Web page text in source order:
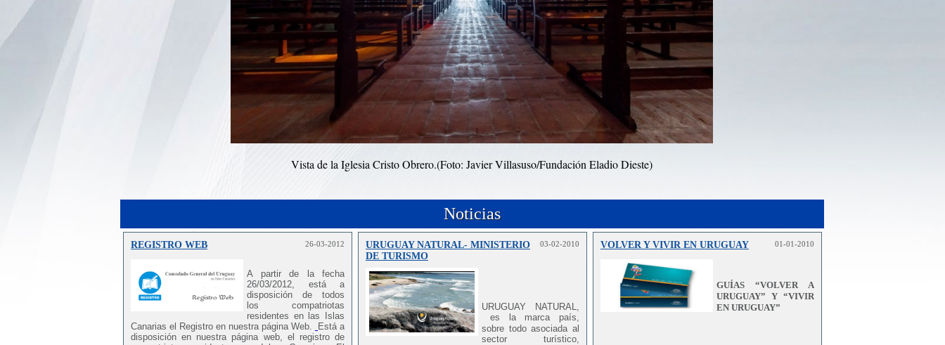
Vista de la Iglesia Cristo Obrero.(Foto: Javier Villasuso/Fundación Eladio Dieste)
Noticias
REGISTRO WEB 26-03-2012
A partir de la fecha
26/03/2012, está a
disposición de todos
los compatriotas
residentes en las Islas
Canarias el Registro en nuestra página Web.
Está a
disposición en nuestra página web, el registro de
URUGUAY NATURAL- MINISTERIO
DE TURISMO
03-02-2010
URUGUAY NATURAL,
es la marca país,
sobre todo asociada al
sector turístico,
VOLVER Y VIVIR EN URUGUAY 01-01-2010
GUÍAS “VOLVER A
URUGUAY” Y “VIVIR
EN URUGUAY”